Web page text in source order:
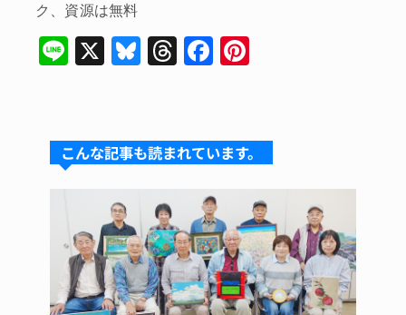
ク、資源は無料
Li
X
Bl
s
k
T
a
d
F
e
b
o
o
k
e
st
こんな記事も読まれています。